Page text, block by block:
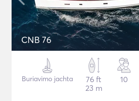
CNB 76
Buriavimo jachta
76 ft
23 m
10